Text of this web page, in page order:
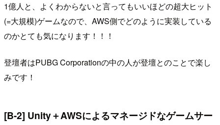
1億人と、よくわからないと言ってもいいほどの超大ヒット
(=大規模)ゲームなので、AWS側でどのように実装している
のかとても気になります！！！
登壇者はPUBG Corporationの中の人が登壇とのことで楽し
みです！
[B-2] Unity＋AWSによるマネージドなゲームサー